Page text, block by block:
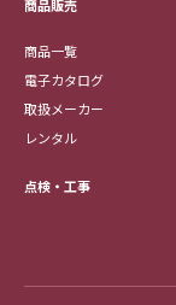
商品販売
商品一覧
電子カタログ
取扱メーカー
レンタル
点検・工事